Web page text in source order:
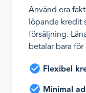
Använd era
löpande kredit
försäljning.
betalar bara
Flexibel
Minimal